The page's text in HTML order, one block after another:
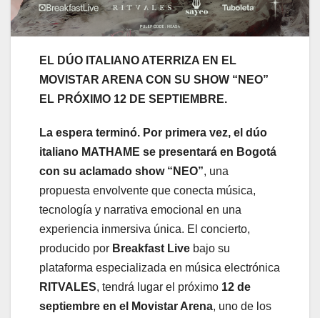
EL DÚO ITALIANO ATERRIZA EN EL
MOVISTAR ARENA CON SU SHOW “NEO”
EL PRÓXIMO 12 DE SEPTIEMBRE.
La espera terminó. Por primera vez, el dúo
italiano MATHAME se presentará en Bogotá
con su aclamado show “NEO”, una
propuesta envolvente que conecta música,
tecnología y narrativa emocional en una
experiencia inmersiva única. El concierto,
producido por Breakfast Live bajo su
plataforma especializada en música electrónica
RITVALES, tendrá lugar el próximo 12 de
septiembre en el Movistar Arena, uno de los